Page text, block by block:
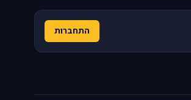
התחברות